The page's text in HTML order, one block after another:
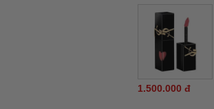
1.500.000 đ